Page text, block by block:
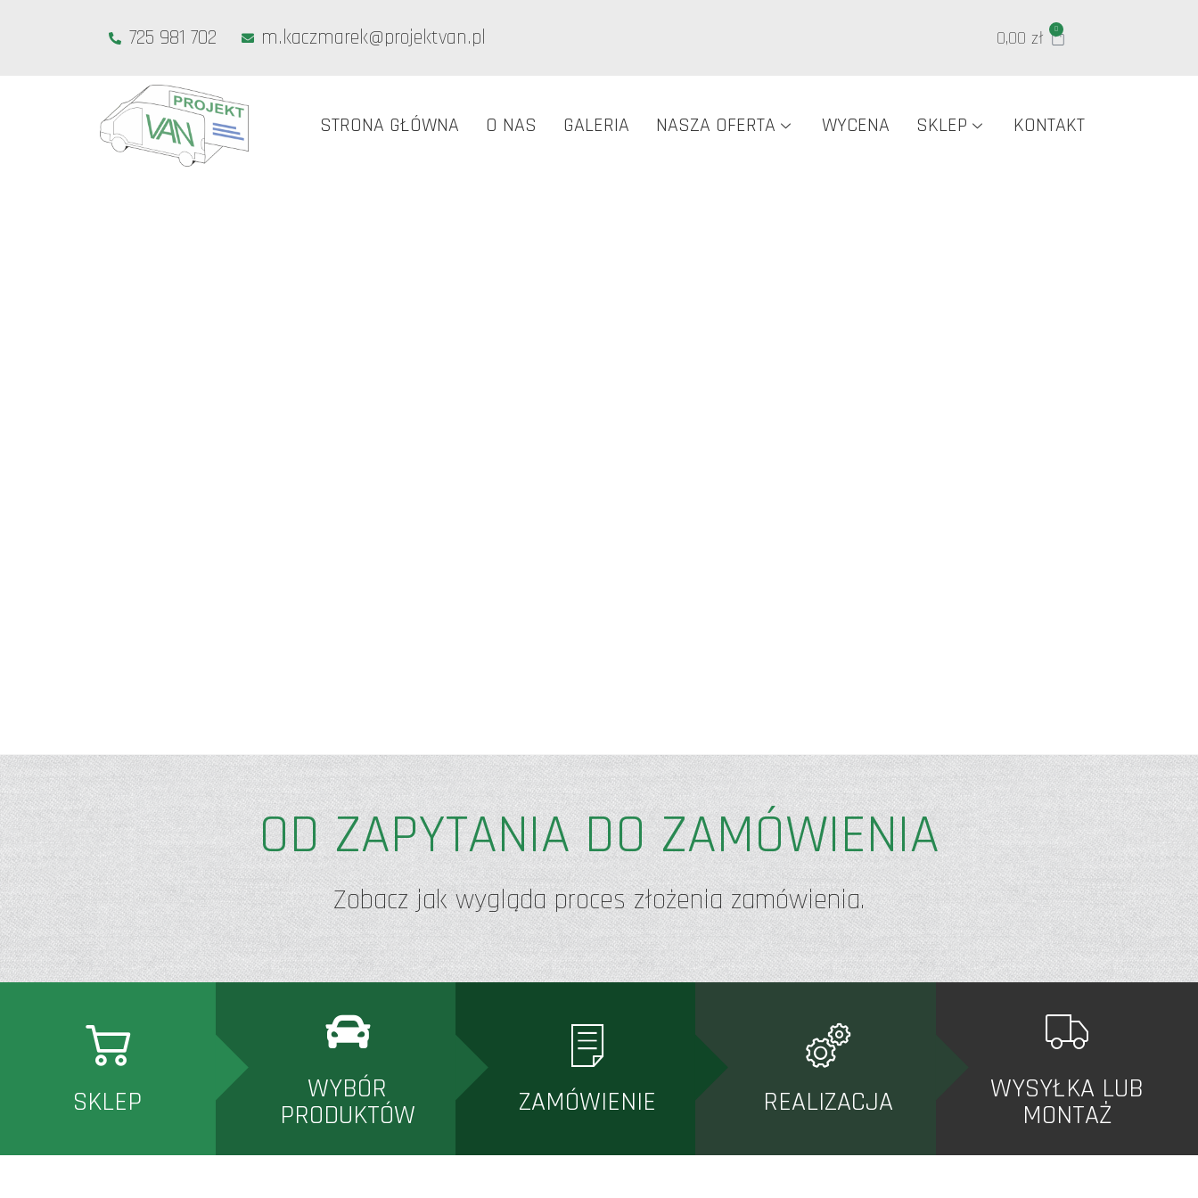
725 981 702 m.kaczmarek@projektvan.pl 0,00 zł 0
STRONA GŁÓWNA O NAS GALERIA NASZA OFERTA WYCENA SKLEP KONTAKT
OD ZAPYTANIA DO ZAMÓWIENIA
Zobacz jak wygląda proces złożenia zamówienia.
SKLEP WYBÓR
PRODUKTÓW ZAMÓWIENIE REALIZACJA WYSYŁKA LUB
MONTAŻ